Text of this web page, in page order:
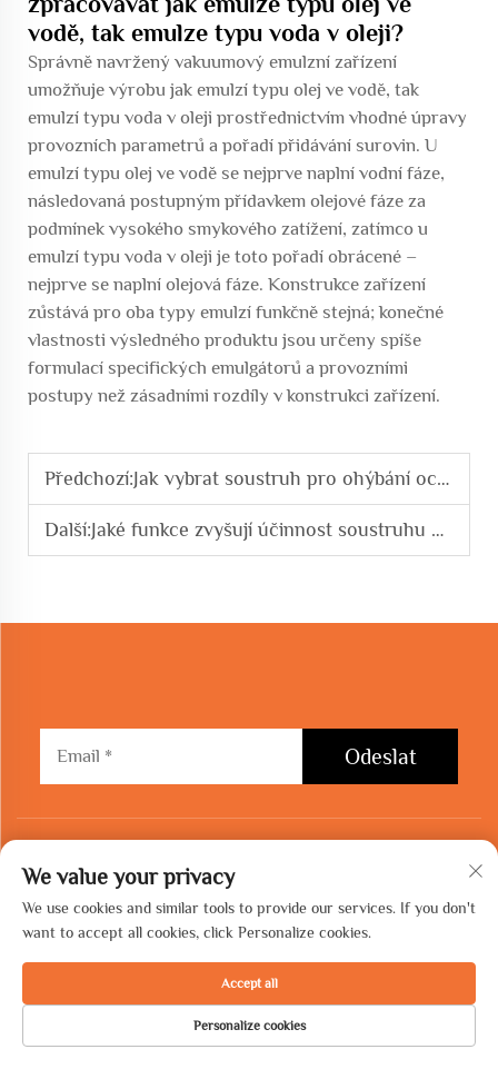
vodě, tak emulze typu voda v oleji?
Správně navržený vakuumový emulzní zařízení
umožňuje výrobu jak emulzí typu olej ve vodě, tak
emulzí typu voda v oleji prostřednictvím vhodné úpravy
provozních parametrů a pořadí přidávání surovin. U
emulzí typu olej ve vodě se nejprve naplní vodní fáze,
následovaná postupným přídavkem olejové fáze za
podmínek vysokého smykového zatížení, zatímco u
emulzí typu voda v oleji je toto pořadí obrácené –
nejprve se naplní olejová fáze. Konstrukce zařízení
zůstává pro oba typy emulzí funkčně stejná; konečné
vlastnosti výsledného produktu jsou určeny spíše
formulací specifických emulgátorů a provozními
postupy než zásadními rozdíly v konstrukci zařízení.
Předchozí:Jak vybrat soustruh pro ohýbání ocelových tyčí pro průmyslové aplikace
Další:Jaké funkce zvyšují účinnost soustruhu pro ohýbání ocelových tyčí
Odeslat
KONTAKTUJTE NÁS
Add: Továrna číslo 8, nacházející se v areálu 50 metrů východně od
Changxing Road a severně od Zhanqian Road, v Průmyslovém parku nových
materiálů, ekonomické rozvojové zóně Yunhe, obvod Rencheng, město Jining,
provincie Šan-tung.
DOMOVSKÁ
PRODUKTY E-MAIL TEL.
We value your privacy
We use cookies and similar tools to provide our services. If you don't
want to accept all cookies, click Personalize cookies.
Personalize cookies
Accept all